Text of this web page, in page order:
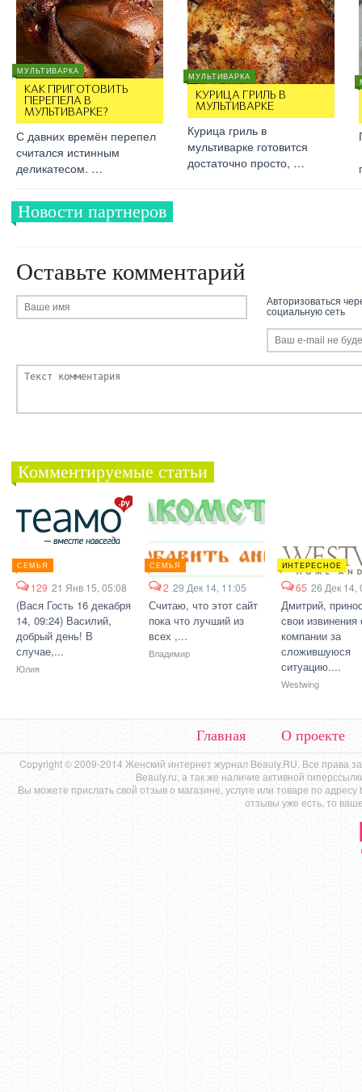
МУЛЬТИВАРКА
КАК ПРИГОТОВИТЬ
ПЕРЕПЕЛА В
МУЛЬТИВАРКЕ?
С давних времён перепел
считался истинным
деликатесом. …
МУЛЬТИВАРКА
КУРИЦА ГРИЛЬ В
МУЛЬТИВАРКЕ
Курица гриль в
мультиварке готовится
достаточно просто, …
Новости партнеров
Оставьте комментарий
Авторизоваться
социальную сеть
Комментируемые статьи
СЕМЬЯ
129 21 Янв 15, 05:08
(Вася Гость 16 декабря
14, 09:24) Василий,
добрый день! В
случае,...
Юлия
СЕМЬЯ
2 29 Дек 14, 11:05
Считаю, что этот сайт
пока что лучший из
всех ,...
Владимир
ИНТЕРЕСНОЕ
65 26 Дек 14,
Дмитрий,
свои извинения
компании за
сложившуюся
ситуацию....
Westwing
Главная О проекте
Copyright © 2009-2014 Женский интернет журнал Beauly.RU. Все права
Beauly.ru, а так же наличие активной
Вы можете прислать свой отзыв о магазине, услуге или товаре по адресу
отзывы уже есть, то